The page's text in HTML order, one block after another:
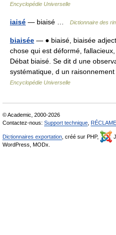
Encyclopédie Universelle
iaisé — biaisé … Dictionnaire des
biaisée — ● biaisé, biaisée
chose qui est déformé,
Débat biaisé. Se dit d une
systématique, d un
Encyclopédie Universelle
© Academic, 2000-2026
Contactez-nous: Support technique RÉCLAME
Dictionnaires exportation , créé sur PHP,
WordPress, MODx.